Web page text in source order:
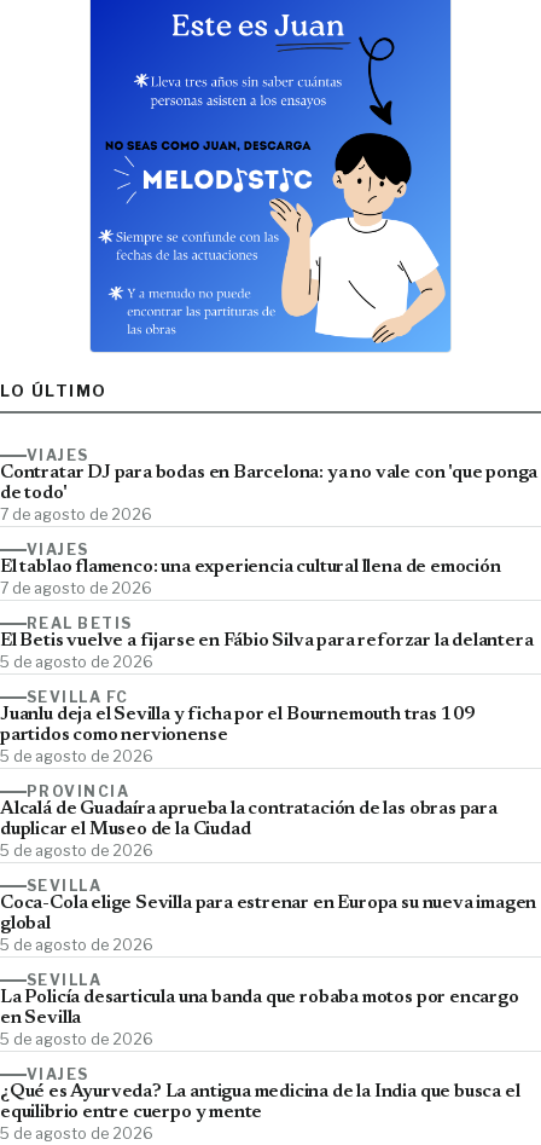
LO ÚLTIMO
VIAJES
Contratar DJ para bodas en Barcelona: ya no vale con 'que ponga
de todo'
7 de agosto de 2026
VIAJES
El tablao flamenco: una experiencia cultural llena de emoción
7 de agosto de 2026
REAL BETIS
El Betis vuelve a fijarse en Fábio Silva para reforzar la delantera
5 de agosto de 2026
SEVILLA FC
Juanlu deja el Sevilla y ficha por el Bournemouth tras 109
partidos como nervionense
5 de agosto de 2026
PROVINCIA
Alcalá de Guadaíra aprueba la contratación de las obras para
duplicar el Museo de la Ciudad
5 de agosto de 2026
SEVILLA
Coca-Cola elige Sevilla para estrenar en Europa su nueva imagen
global
5 de agosto de 2026
SEVILLA
La Policía desarticula una banda que robaba motos por encargo
en Sevilla
5 de agosto de 2026
VIAJES
¿Qué es Ayurveda? La antigua medicina de la India que busca el
equilibrio entre cuerpo y mente
5 de agosto de 2026